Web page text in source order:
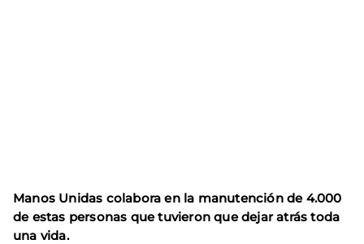
Manos Unidas colabora en la manutención de 4.000
de estas personas que tuvieron que dejar atrás toda
una vida.